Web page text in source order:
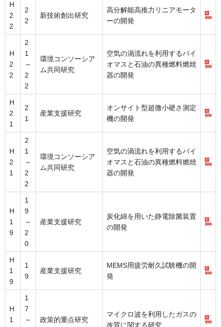
H
2
2
2
2
新技術創出研究
高分解能高推力リニアモータ
ーの開発
H
2
2
2
1
～
2
2
環境コンソーシア
ム共同研究
空気の渦流れを利用するバイ
オマスと石油の異種燃料燃焼
器の開発
H
2
1
2
1
産業支援研究
オンサイト型超微小硬さ測定
機の開発
H
2
1
2
1
～
2
2
環境コンソーシア
ム共同研究
空気の渦流れを利用するバイ
オマスと石油の異種燃料燃焼
器の開発
H
1
9
1
9
～
2
0
産業支援研究
炭化綿を用いた静電除菌装置
の開発
H
1
9
1
9
産業支援研究
MEMS用疲労耐久試験機の開
発
H
1
1
7
～
政策的重点研究
マイクロ波を利用したガスの
改質に関する研究